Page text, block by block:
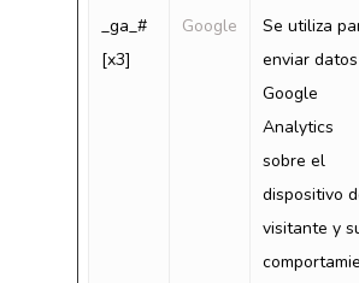
_ga_#
[x3]
Google
Se utiliza
enviar
Google
Analytics
sobre el
dispositivo
visitante y